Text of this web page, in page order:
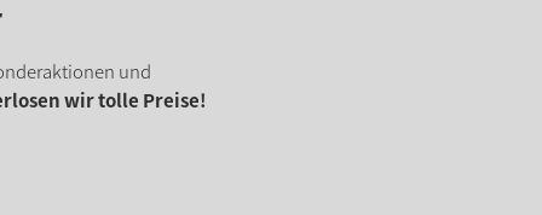
und
wir tolle Preise!